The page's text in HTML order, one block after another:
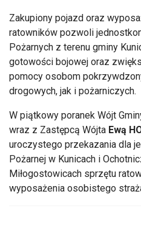
Zakupiony pojazd oraz
ratowników pozwoli
Pożarnych z terenu gminy
gotowości bojowej oraz
pomocy osobom
drogowych, jak i pożarniczych.
W piątkowy poranek Wójt
wraz z Zastępcą Wójta Ewą
uroczystego przekazania dla
Pożarnej w Kunicach i
Miłogostowicach sprzętu
wyposażenia osobistego